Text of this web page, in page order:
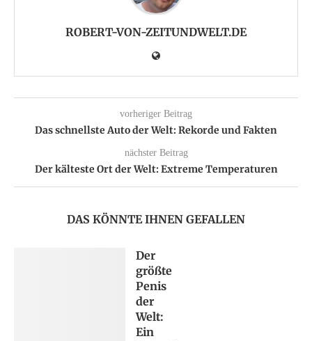
ROBERT-VON-ZEITUNDWELT.DE
vorheriger Beitrag
Das schnellste Auto der Welt: Rekorde und Fakten
nächster Beitrag
Der kälteste Ort der Welt: Extreme Temperaturen
DAS KÖNNTE IHNEN GEFALLEN
Der
größte
Penis
der
Welt:
Ein